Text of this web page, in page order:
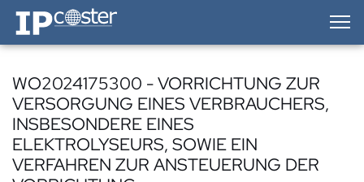
IP-Coster — Home
WO2024175300 - VORRICHTUNG ZUR
VERSORGUNG EINES VERBRAUCHERS,
INSBESONDERE EINES
ELEKTROLYSEURS, SOWIE EIN
VERFAHREN ZUR ANSTEUERUNG DER